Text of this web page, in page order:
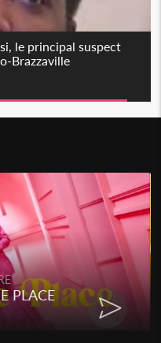
le principal suspect
Brazzaville
PLACE